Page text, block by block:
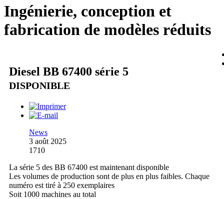
Ingénierie, conception et
fabrication de modèles réduits
Diesel BB 67400 série 5
DISPONIBLE
News
3 août 2025
1710
La série 5 des BB 67400 est maintenant disponible
Les volumes de production sont de plus en plus faibles. Chaque
numéro est tiré à 250 exemplaires
Soit 1000 machines au total